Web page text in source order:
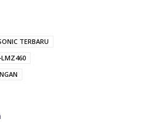
TERBARU
LMZ460